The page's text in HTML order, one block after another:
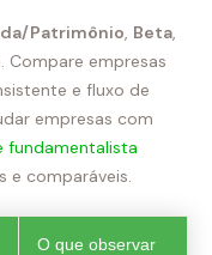
Patrimônio, Beta,
. Compare empresas
e fluxo de
empresas com
fundamentalista
e comparáveis.
O que observar